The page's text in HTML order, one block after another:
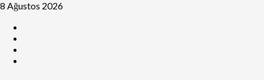
8 Ağustos 2026